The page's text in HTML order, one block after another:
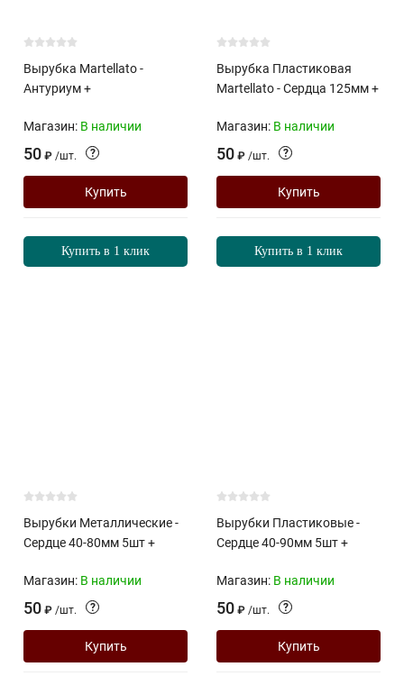
Вырубка Martellato -
Антуриум +
Магазин: В наличии
50 ₽ /шт. ?
Купить
Купить в 1 клик
Вырубка Пластиковая
Martellato - Сердца 125мм +
Магазин: В наличии
50 ₽ /шт. ?
Купить
Купить в 1 клик
Вырубки Металлические -
Сердце 40-80мм 5шт +
Магазин: В наличии
50 ₽ /шт. ?
Купить
Вырубки Пластиковые -
Сердце 40-90мм 5шт +
Магазин: В наличии
50 ₽ /шт. ?
Купить